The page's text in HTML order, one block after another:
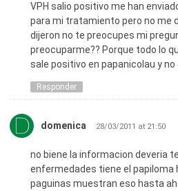
alguien puede ayudarme?
VPH salio positivo me han
para mi tratamiento pero no me
dijeron no te preocupes mi
preocuparme?? Porque todo lo
sale positivo en papanicolau y no
Responder
domenica 28/03/2011 at 21:50
no biene la informacion deveria
enfermedades tiene el papiloma
paguinas muestran eso hasta